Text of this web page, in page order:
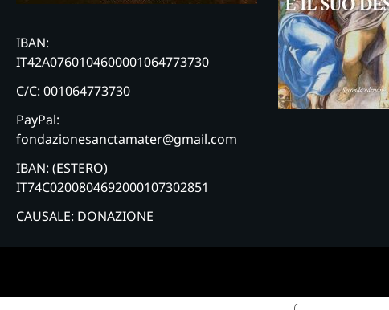
IBAN:
IT42A0760104600001064773730
C/C: 001064773730
PayPal:
fondazionesanctamater@gmail.com
IBAN: (ESTERO)
IT74C0200804692000107302851
CAUSALE: DONAZIONE